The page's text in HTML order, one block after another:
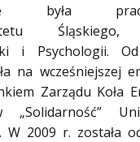
była
Śląskiego,
i Psychologii.
na wcześniejszej
Zarządu Koła
„Solidarność”
W 2009 r. została